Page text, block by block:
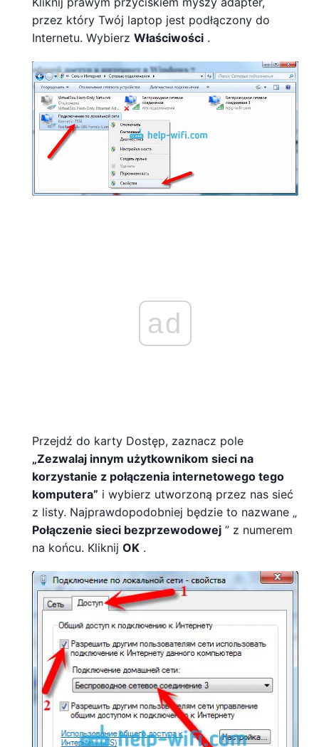
przez który Twój laptop jest podłączony do
Internetu. Wybierz Właściwości .
ad
Przejdź do karty Dostęp, zaznacz pole
„Zezwalaj innym użytkownikom sieci na
korzystanie z połączenia internetowego tego
komputera” i wybierz utworzoną przez nas sieć
z listy. Najprawdopodobniej będzie to nazwane „
Połączenie sieci bezprzewodowej ” z numerem
na końcu. Kliknij OK .